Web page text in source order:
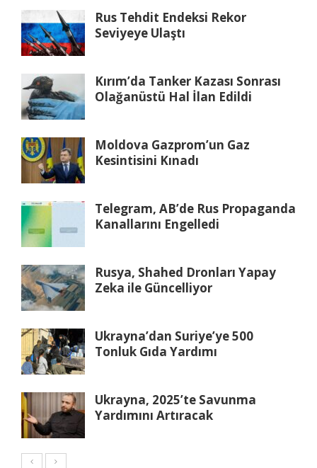
Rus Tehdit Endeksi Rekor
Seviyeye Ulaştı
Kırım’da Tanker Kazası Sonrası
Olağanüstü Hal İlan Edildi
Moldova Gazprom’un Gaz
Kesintisini Kınadı
Telegram, AB’de Rus Propaganda
Kanallarını Engelledi
Rusya, Shahed Dronları Yapay
Zeka ile Güncelliyor
Ukrayna’dan Suriye’ye 500
Tonluk Gıda Yardımı
Ukrayna, 2025’te Savunma
Yardımını Artıracak